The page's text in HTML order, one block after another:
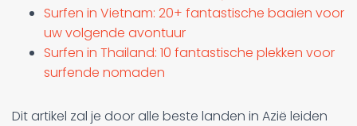
Surfen in Vietnam: 20+ fantastische baaien voor
uw volgende avontuur
Surfen in Thailand: 10 fantastische plekken voor
surfende nomaden
Dit artikel zal je door alle beste landen in Azië leiden